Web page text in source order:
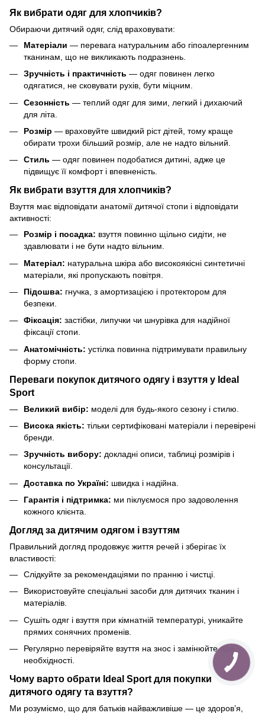
Як вибрати одяг для хлопчиків?
Обираючи дитячий одяг, слід враховувати:
Матеріали — перевага натуральним або гіпоалергенним
тканинам, що не викликають подразнень.
Зручність і практичність — одяг повинен легко
одягатися, не сковувати рухів, бути міцним.
Сезонність — теплий одяг для зими, легкий і дихаючий
для літа.
Розмір — враховуйте швидкий ріст дітей, тому краще
обирати трохи більший розмір, але не надто вільний.
Стиль — одяг повинен подобатися дитині, адже це
підвищує її комфорт і впевненість.
Як вибрати взуття для хлопчиків?
Взуття має відповідати анатомії дитячої стопи і відповідати
активності:
Розмір і посадка: взуття повинно щільно сидіти, не
здавлювати і не бути надто вільним.
Матеріал: натуральна шкіра або високоякісні синтетичні
матеріали, які пропускають повітря.
Підошва: гнучка, з амортизацією і протектором для
безпеки.
Фіксація: застібки, липучки чи шнурівка для надійної
фіксації стопи.
Анатомічність: устілка повинна підтримувати правильну
форму стопи.
Переваги покупок дитячого одягу і взуття у Ideal
Sport
Великий вибір: моделі для будь-якого сезону і стилю.
Висока якість: тільки сертифіковані матеріали і перевірені
бренди.
Зручність вибору: докладні описи, таблиці розмірів і
консультації.
Доставка по Україні: швидка і надійна.
Гарантія і підтримка: ми піклуємося про задоволення
кожного клієнта.
Догляд за дитячим одягом і взуттям
Правильний догляд продовжує життя речей і зберігає їх
властивості:
Слідкуйте за рекомендаціями по пранню і чистці.
Використовуйте спеціальні засоби для дитячих тканин і
матеріалів.
Сушіть одяг і взуття при кімнатній температурі, уникайте
прямих сонячних променів.
Регулярно перевіряйте взуття на знос і замінюйте при
необхідності.
Чому варто обрати Ideal Sport для покупки
дитячого одягу та взуття?
Ми розуміємо, що для батьків найважливіше — це здоров’я,